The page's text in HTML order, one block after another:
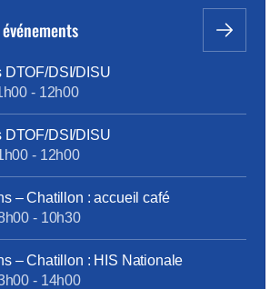
DTOF/DSI/DISU
- 12h00
DTOF/DSI/DISU
- 12h00
– Chatillon : accueil café
- 10h30
– Chatillon : HIS Nationale
- 14h00